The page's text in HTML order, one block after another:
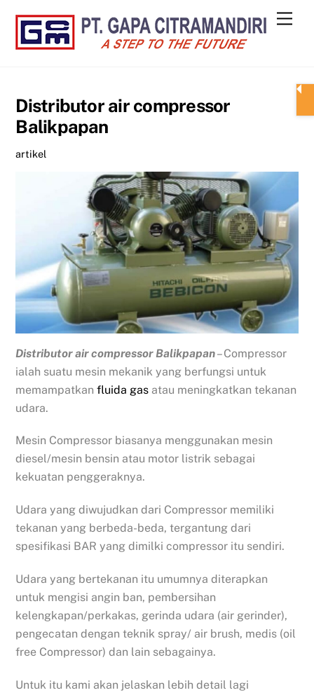
content
Distributor air compressor
Balikpapan
artikel
Distributor air compressor Balikpapan– Compressor
ialah suatu mesin mekanik yang berfungsi untuk
memampatkanfluida gas atau meningkatkan tekanan
udara.
Mesin Compressor biasanya menggunakan mesin
diesel/mesin bensin atau motor listrik sebagai
kekuatan penggeraknya.
Udara yang diwujudkan dari Compressor memiliki
tekanan yang berbeda-beda, tergantung dari
spesifikasi BAR yang dimilki compressor itu sendiri.
Udara yang bertekanan itu umumnya diterapkan
untuk mengisi angin ban, pembersihan
kelengkapan/perkakas, gerinda udara (air gerinder),
pengecatan dengan teknik spray/ air brush, medis (oil
free Compressor) dan lain sebagainya.
Untuk itu kami akan jelaskan lebih detail lagi